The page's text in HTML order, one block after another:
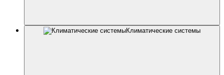
Климатические системы